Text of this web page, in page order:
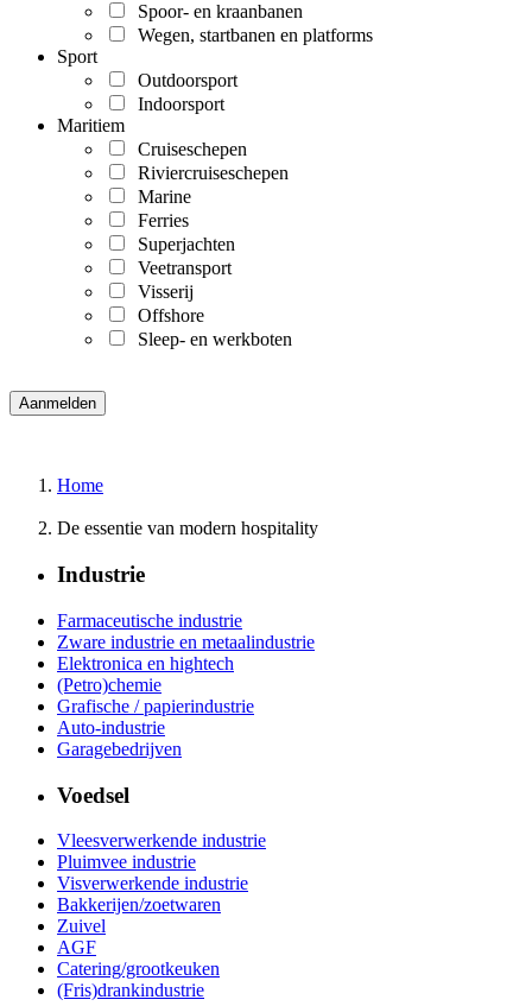
Spoor- en kraanbanen
Wegen, startbanen en platforms
Sport
Outdoorsport
Indoorsport
Maritiem
Cruiseschepen
Riviercruiseschepen
Marine
Ferries
Superjachten
Veetransport
Visserij
Offshore
Sleep- en werkboten
Home
De essentie van modern hospitality
Industrie
Farmaceutische industrie
Zware industrie en metaalindustrie
Elektronica en hightech
(Petro)chemie
Grafische / papierindustrie
Auto-industrie
Garagebedrijven
Voedsel
Vleesverwerkende industrie
Pluimvee industrie
Visverwerkende industrie
Bakkerijen/zoetwaren
Zuivel
AGF
Catering/grootkeuken
(Fris)drankindustrie